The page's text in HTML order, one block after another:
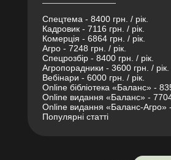
Спецтема - 8400 грн. / рік.
Кадровик - 7116 грн. / рік.
Комерція - 6864 грн. / рік.
Агро - 7248 грн. / рік.
Спецрозбір - 8400 грн. / рік.
Агропорадники - 3600 грн. / рік.
Вебінари - 6000 грн. / рік.
Online бібліотека «Баланс» -
Online видання «Баланс» - 7704
Online видання «Баланс-Агро»
Популярні статті